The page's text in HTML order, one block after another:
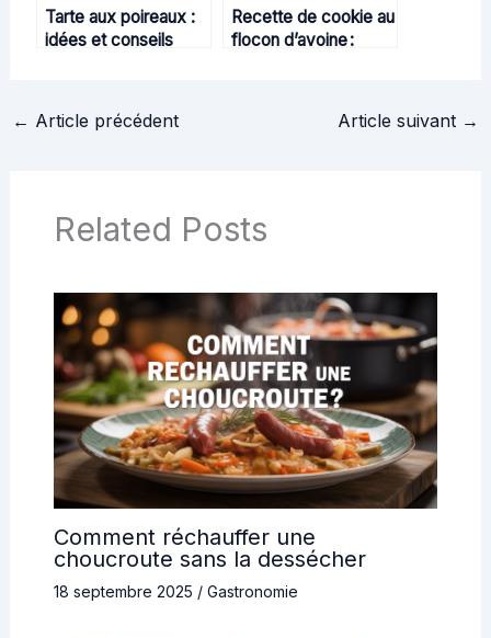
Tarte aux poireaux :
idées et conseils
Recette de cookie au
flocon d’avoine :
← Article précédent Article suivant →
Related Posts
Comment réchauffer une
choucroute sans la dessécher
18 septembre 2025 / Gastronomie